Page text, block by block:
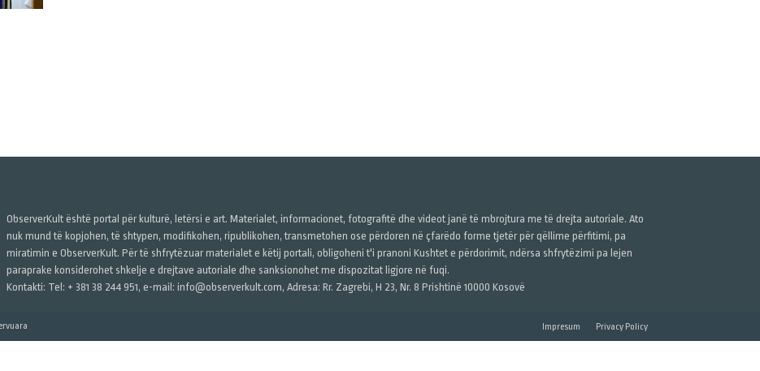
ObserverKult është portal për kulturë, letërsi e art. Materialet, informacionet, fotografitë dhe videot janë të mbrojtura me të drejta autoriale. Ato
nuk mund të kopjohen, të shtypen, modifikohen, ripublikohen, transmetohen ose përdoren në çfarëdo forme tjetër për qëllime përfitimi, pa
miratimin e ObserverKult. Për të shfrytëzuar materialet e këtij portali, obligoheni t'i pranoni Kushtet e përdorimit, ndërsa shfrytëzimi pa lejen
paraprake konsiderohet shkelje e drejtave autoriale dhe sanksionohet me dispozitat ligjore në fuqi.
Kontakti: Tel: + 381 38 244 951, e-mail: info@observerkult.com, Adresa: Rr. Zagrebi, H 23, Nr. 8 Prishtinë 10000 Kosovë
Impresum Privacy Policy